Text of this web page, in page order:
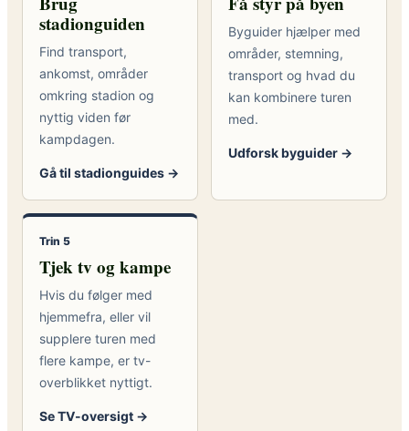
stadionguiden
Find transport,
ankomst, områder
omkring stadion og
nyttig viden før
kampdagen.
Gå til stadionguides →
Byguider hjælper med
områder, stemning,
transport og hvad du
kan kombinere turen
med.
Udforsk byguider →
Trin 5
Tjek tv og kampe
Hvis du følger med
hjemmefra, eller vil
supplere turen med
flere kampe, er tv-
overblikket nyttigt.
Se TV-oversigt →